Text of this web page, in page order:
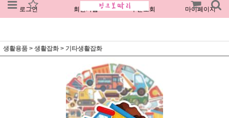
로그인 회원가입 주문조회 마이페이지
생활용품 > 생활잡화 > 기타생활잡화